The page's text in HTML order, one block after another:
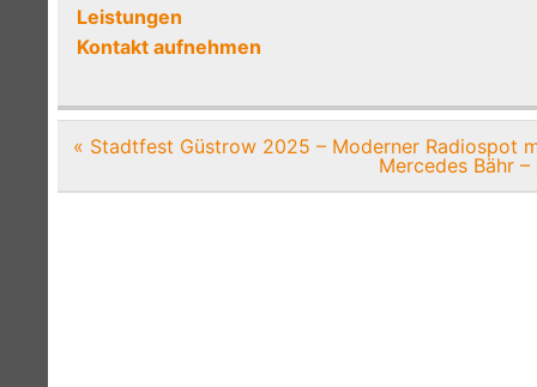
Leistungen
Kontakt aufnehmen
Beitragsnavigation
« Stadtfest Güstrow 2025 – Moderner Radiospot
Mercedes Bähr